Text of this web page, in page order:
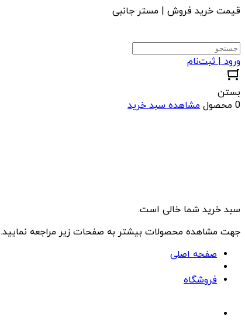
قیمت خرید فروش | مستر جانبی
ورود | ثبت‌نام
بستن
0 محصول
مشاهده سبد خرید
سبد خرید شما خالی است.
جهت مشاهده محصولات بیشتر به صفحات زیر مراجعه نمایید.
صفحه اصلی
فروشگاه